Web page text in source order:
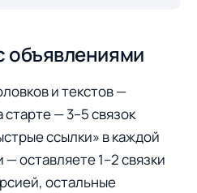
объявлениями
и текстов —
— 3–5 связок
ссылки» в каждой
оставляете 1–2 связки
остальные